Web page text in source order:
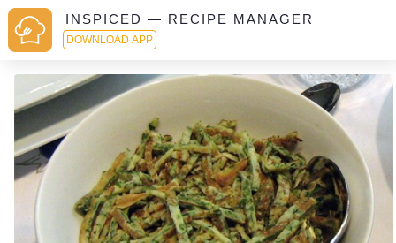
INSPICED — RECIPE MANAGER
DOWNLOAD APP